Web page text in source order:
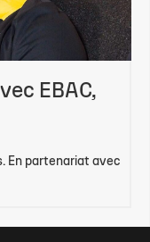
EBAC,
En partenariat avec